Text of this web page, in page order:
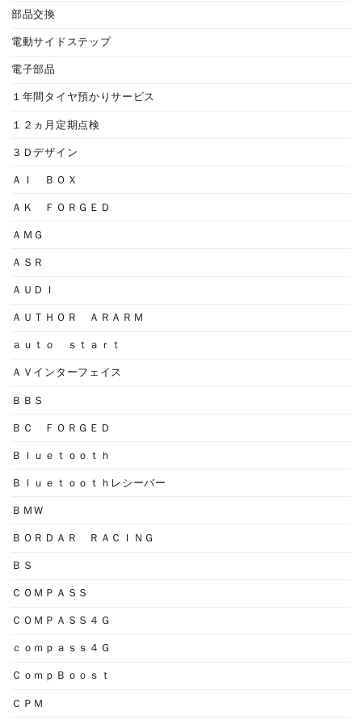
部品交換
電動サイドステップ
電子部品
１年間タイヤ預かりサービス
１２ヵ月定期点検
３Ｄデザイン
ＡＩ ＢＯＸ
ＡＫ ＦＯＲＧＥＤ
ＡＭＧ
ＡＳＲ
ＡＵＤＩ
ＡＵＴＨＯＲ ＡＲＡＲＭ
ａｕｔｏ ｓｔａｒｔ
ＡＶインターフェイス
ＢＢＳ
ＢＣ ＦＯＲＧＥＤ
Ｂｌｕｅｔｏｏｔｈ
Ｂｌｕｅｔｏｏｔｈレシーバー
ＢＭＷ
ＢＯＲＤＡＲ ＲＡＣＩＮＧ
ＢＳ
ＣＯＭＰＡＳＳ
ＣＯＭＰＡＳＳ４Ｇ
ｃｏｍｐａｓｓ４Ｇ
ＣｏｍｐＢｏｏｓｔ
ＣＰＭ